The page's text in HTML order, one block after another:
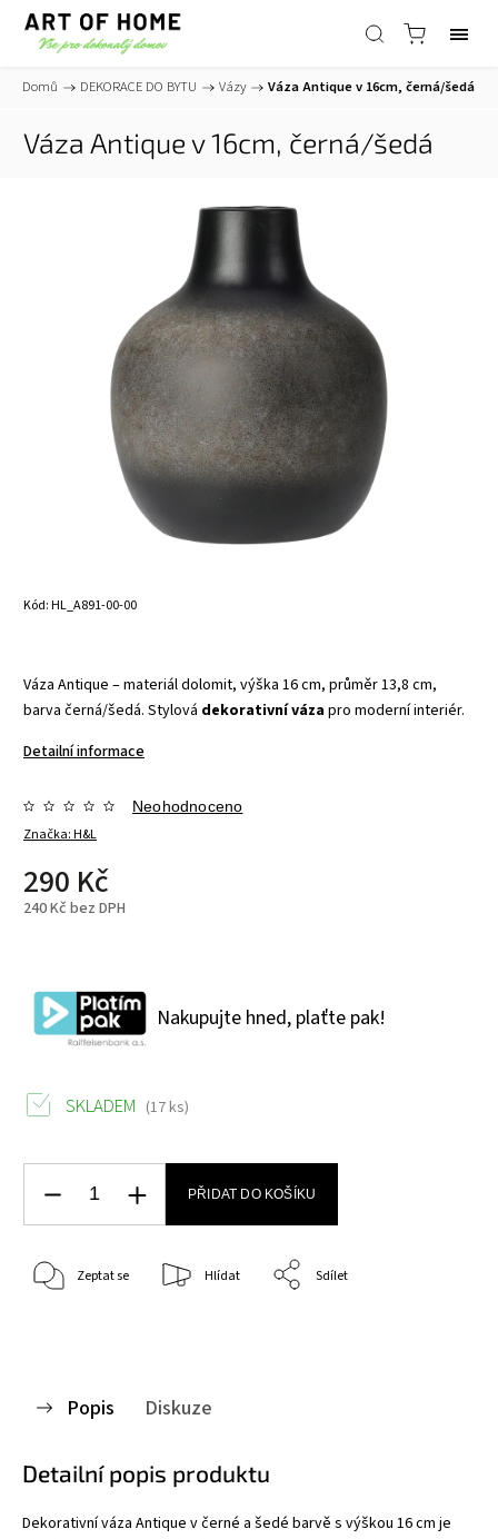
Domů / DEKORACE DO BYTU / Vázy / Váza Antique v 16cm, černá/šedá
Váza Antique v 16cm, černá/šedá
Kód:HL_A891-00-00
Váza Antique – materiál dolomit, výška 16 cm, průměr 13,8 cm,
barva černá/šedá. Stylová dekorativní vázapro moderní interiér.
Detailní informace
Značka:H&L
Neohodnoceno
290 Kč
240 Kč bez DPH
Nakupujte hned, plaťte pak!
SKLADEM (17 ks)
PŘIDAT DO KOŠÍKU
Zeptat se Hlídat Sdílet
Popis Diskuze
Detailní popis produktu
Dekorativní váza Antique v černé a šedé barvě s výškou 16 cm je